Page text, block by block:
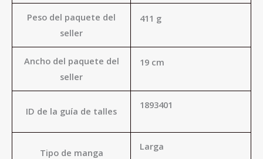
Peso del paquete del
seller
411 g
Ancho del paquete del
seller
19 cm
ID de la guía de talles
1893401
Tipo de manga
Larga